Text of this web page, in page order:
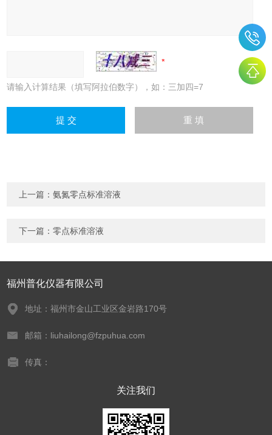
请输入计算结果（填写阿拉伯数字），如：三加四=7
上一篇：氨氮零点标准溶液
下一篇：零点标准溶液
福州普化仪器有限公司
地址：福州市金山工业区金岩路170号
邮箱：liuhailong@fzpuhua.com
传真：
关注我们